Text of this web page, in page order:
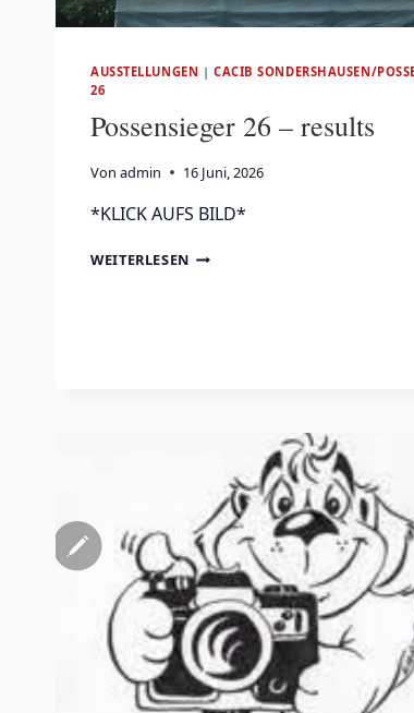
AUSSTELLUNGEN | CACIB SONDERSHAUSEN/
26
Possensieger 26 – results
Von admin 16 Juni, 2026
*KLICK AUFS BILD*
WEITERLESEN POSSENSIEGER